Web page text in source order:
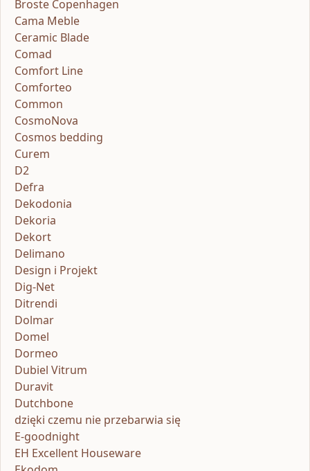
Broste Copenhagen
Cama Meble
Ceramic Blade
Comad
Comfort Line
Comforteo
Common
CosmoNova
Cosmos bedding
Curem
D2
Defra
Dekodonia
Dekoria
Dekort
Delimano
Design i Projekt
Dig-Net
Ditrendi
Dolmar
Domel
Dormeo
Dubiel Vitrum
Duravit
Dutchbone
dzięki czemu nie przebarwia się
E-goodnight
EH Excellent Houseware